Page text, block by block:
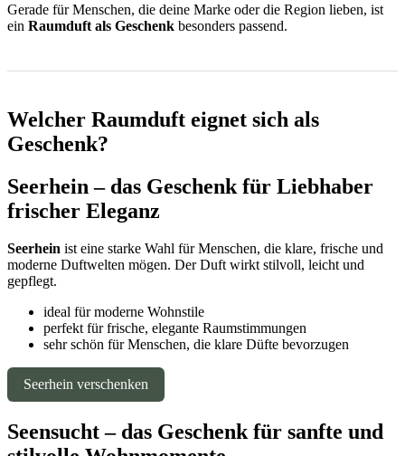
Gerade für Menschen, die deine Marke oder die Region lieben, ist
ein Raumduft als Geschenk besonders passend.
Welcher Raumduft eignet sich als
Geschenk?
Seerhein – das Geschenk für Liebhaber
frischer Eleganz
Seerhein ist eine starke Wahl für Menschen, die klare, frische und
moderne Duftwelten mögen. Der Duft wirkt stilvoll, leicht und
gepflegt.
ideal für moderne Wohnstile
perfekt für frische, elegante Raumstimmungen
sehr schön für Menschen, die klare Düfte bevorzugen
Seerhein verschenken
Seensucht – das Geschenk für sanfte und